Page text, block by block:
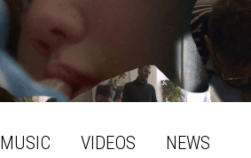
MUSIC VIDEOS NEWS